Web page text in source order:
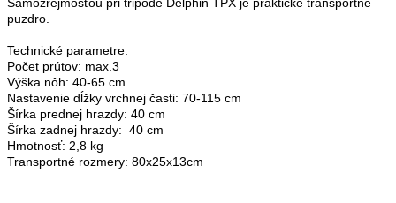
puzdro.
Technické parametre:
Počet prútov: max.3
Výška nôh: 40-65 cm
Nastavenie dĺžky vrchnej časti: 70-115 cm
Šírka prednej hrazdy: 40 cm
Šírka zadnej hrazdy: 40 cm
Hmotnosť: 2,8 kg
Transportné rozmery: 80x25x13cm